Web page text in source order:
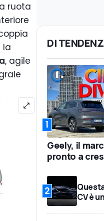
ruota
la
, agile
DI
1
Geely, il
pronto a
2
CV è